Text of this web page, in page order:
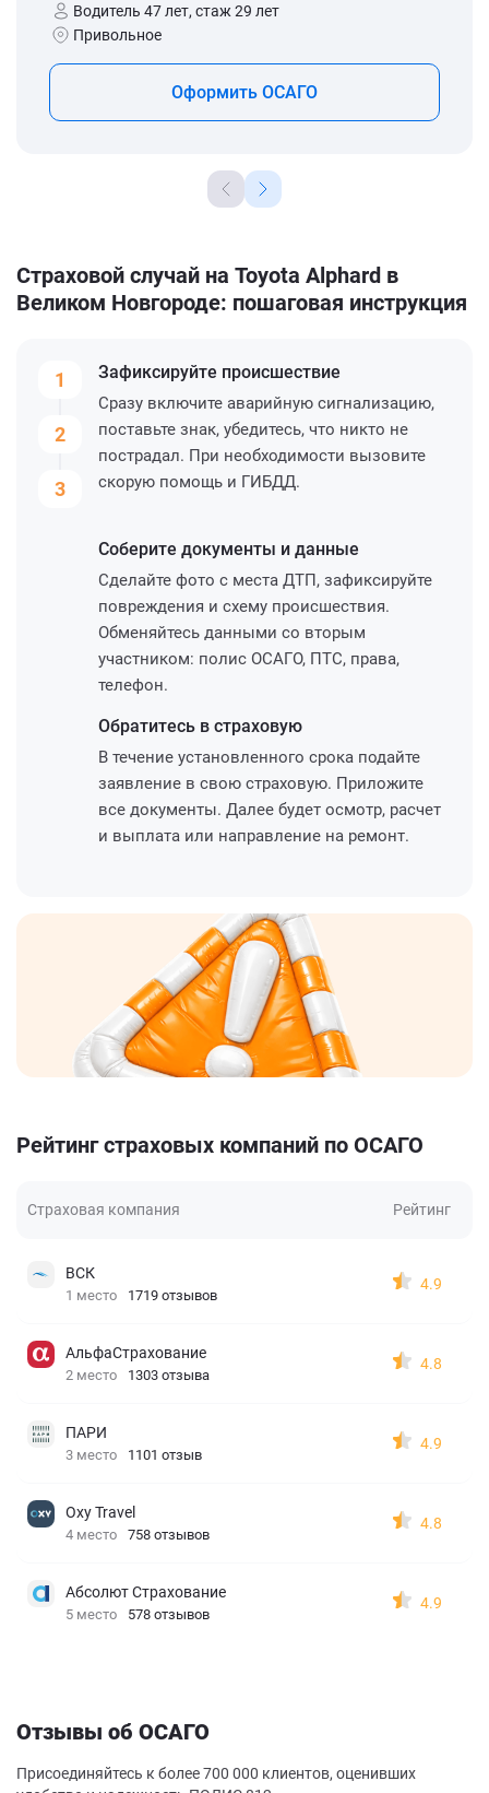
Водитель 47 лет, стаж 29 лет
Привольное
Оформить ОСАГО
Страховой случай на Toyota Alphard в
Великом Новгороде: пошаговая инструкция
1
2
3
Зафиксируйте происшествие
Сразу включите аварийную сигнализацию,
поставьте знак, убедитесь, что никто не
пострадал. При необходимости вызовите
скорую помощь и ГИБДД.
Соберите документы и данные
Сделайте фото с места ДТП, зафиксируйте
повреждения и схему происшествия.
Обменяйтесь данными со вторым
участником: полис ОСАГО, ПТС, права,
телефон.
Обратитесь в страховую
В течение установленного срока подайте
заявление в свою страховую. Приложите
все документы. Далее будет осмотр, расчет
и выплата или направление на ремонт.
Рейтинг страховых компаний по ОСАГО
Страховая компания Рейтинг
ВСК
1 место 1719 отзывов
4.9
АльфаСтрахование
2 место 1303 отзыва
4.8
ПАРИ
3 место 1101 отзыв
4.9
Oxy Travel
4 место 758 отзывов
4.8
Абсолют Страхование
5 место 578 отзывов
4.9
Отзывы об ОСАГО
Присоединяйтесь к более 700 000 клиентов, оценивших